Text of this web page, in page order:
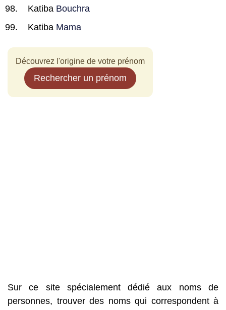
Katiba Bouchra
Katiba Mama
Découvrez l'origine de votre prénom
Rechercher un prénom
Sur ce site spécialement dédié aux noms de
personnes, trouver des noms qui correspondent à